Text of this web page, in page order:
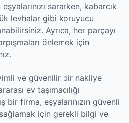
eşyalarınızı sararken, kabarcık
levhalar gibi koruyucu
Ayrıca, her parçayı
önlemek için
ve güvenilir bir nakliye
ev taşımacılığı
bir firma, eşyalarınızın güvenli
sağlamak için gerekli bilgi ve